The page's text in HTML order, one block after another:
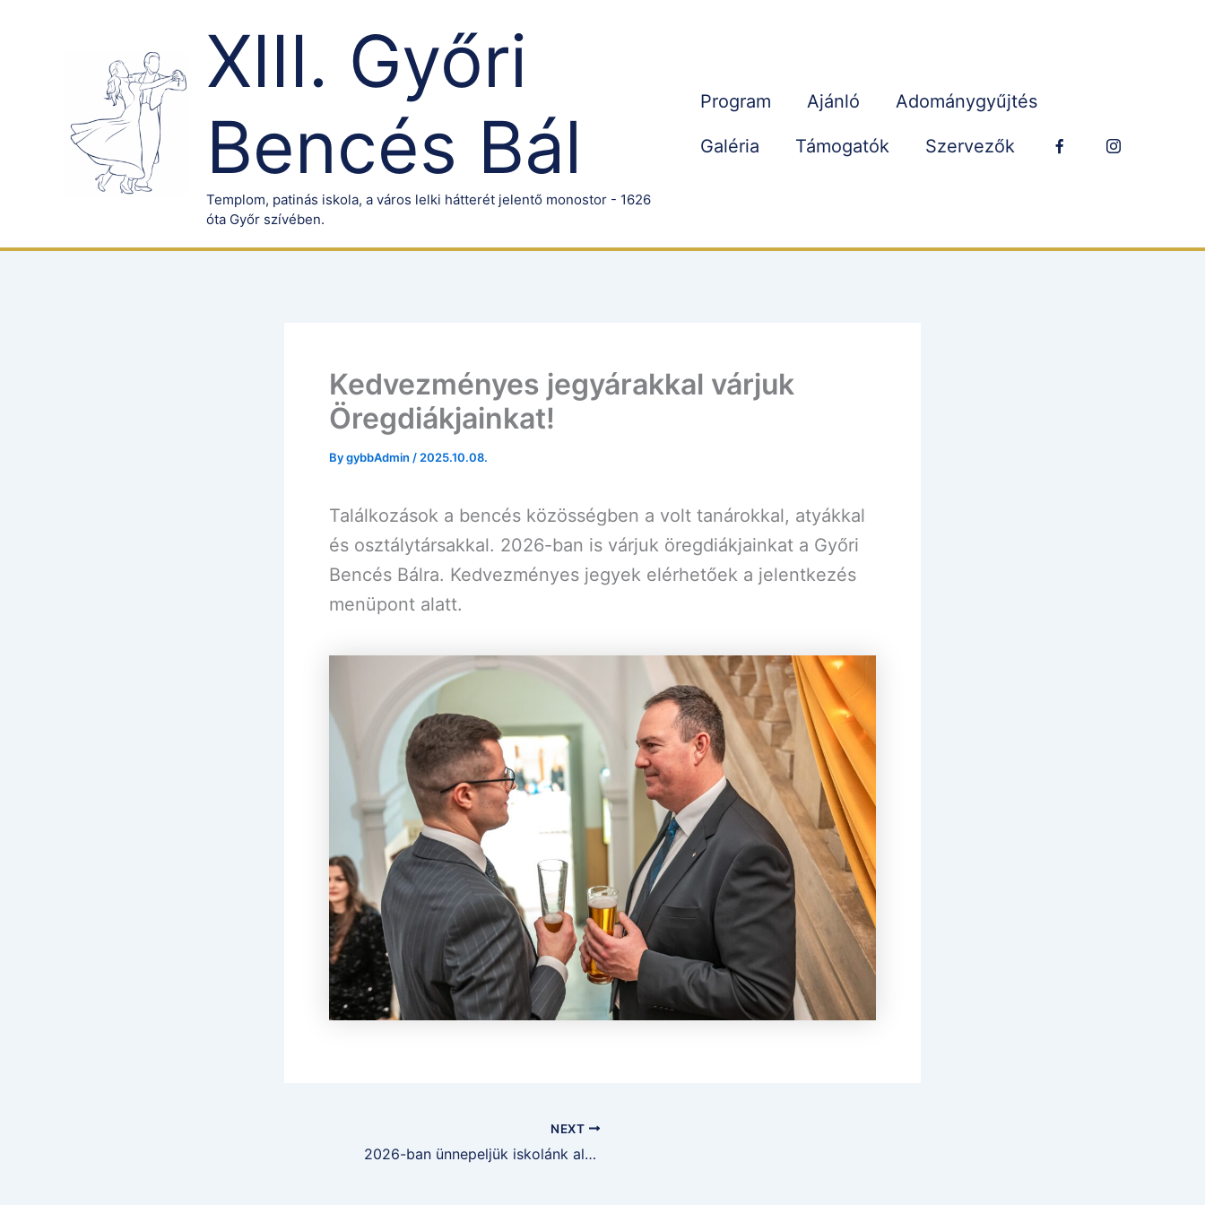
XIII. Győri
Bencés Bál
Templom, patinás iskola, a város lelki hátterét jelentő monostor - 1626
óta Győr szívében.
Program Ajánló Adománygyűjtés
Galéria Támogatók Szervezők
Kedvezményes jegyárakkal várjuk
Öregdiákjainkat!
BygybbAdmin / 2025.10.08.
Találkozások a bencés közösségben a volt tanárokkal, atyákkal
és osztálytársakkal. 2026-ban is várjuk öregdiákjainkat a Győri
Bencés Bálra. Kedvezményes jegyek elérhetőek a jelentkezés
menüpont alatt.
NEXT
2026-ban ünnepeljük iskolánk alapításának 400. évfordulóját.